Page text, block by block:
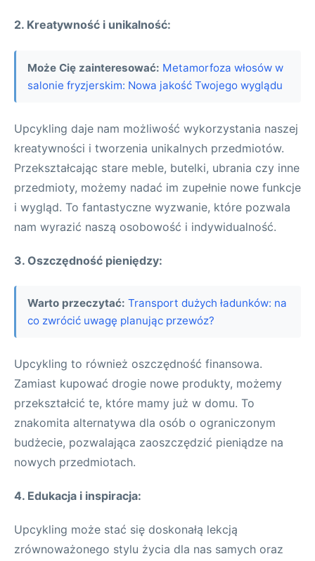
2. Kreatywność i unikalność:
Może Cię zainteresować: Metamorfoza włosów w
salonie fryzjerskim: Nowa jakość Twojego wyglądu
Upcykling daje nam możliwość wykorzystania naszej
kreatywności i tworzenia unikalnych przedmiotów.
Przekształcając stare meble, butelki, ubrania czy inne
przedmioty, możemy nadać im zupełnie nowe funkcje
i wygląd. To fantastyczne wyzwanie, które pozwala
nam wyrazić naszą osobowość i indywidualność.
3. Oszczędność pieniędzy:
Warto przeczytać: Transport dużych ładunków: na
co zwrócić uwagę planując przewóz?
Upcykling to również oszczędność finansowa.
Zamiast kupować drogie nowe produkty, możemy
przekształcić te, które mamy już w domu. To
znakomita alternatywa dla osób o ograniczonym
budżecie, pozwalająca zaoszczędzić pieniądze na
nowych przedmiotach.
4. Edukacja i inspiracja:
Upcykling może stać się doskonałą lekcją
zrównoważonego stylu życia dla nas samych oraz